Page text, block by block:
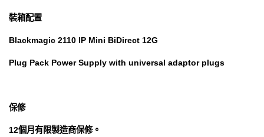
裝箱配置
Blackmagic 2110 IP Mini BiDirect 12G
Plug Pack Power Supply with universal adaptor plugs
保修
12個月有限製造商保修。